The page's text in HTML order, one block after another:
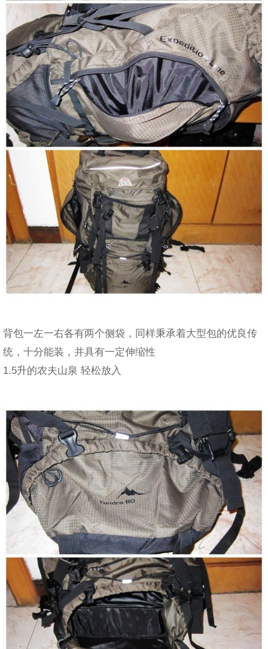
背包一左一右各有两个侧袋，同样秉承着大型包的优良传
统，十分能装，并具有一定伸缩性
1.5升的农夫山泉 轻松放入